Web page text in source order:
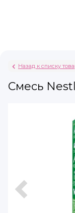
Назад к списку
Смесь